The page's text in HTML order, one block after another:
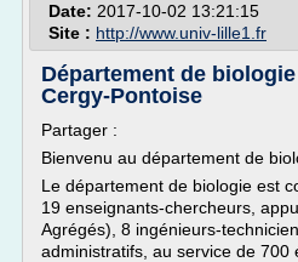
Date: 2017-10-02 13:21:15
Site : http://www.univ-lille1.fr
Département de
Cergy-Pontoise
Partager :
Bienvenu au département de
Le département de biologie est
19 enseignants-chercheurs,
Agrégés), 8 ingénieurs-
administratifs, au service de 700